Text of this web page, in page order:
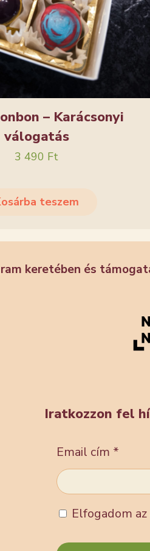
– Karácsonyi
válogatás
3 490 Ft
teszem
keretében és
Iratkozzon fel
Email cím *
Elfogadom az